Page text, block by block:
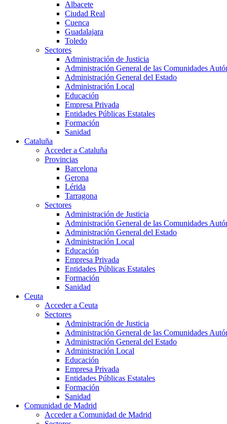
Albacete
Ciudad Real
Cuenca
Guadalajara
Toledo
Sectores
Administración de Justicia
Administración General de las Comunidades
Administración General del Estado
Administración Local
Educación
Empresa Privada
Entidades Públicas Estatales
Formación
Sanidad
Cataluña
Acceder a Cataluña
Provincias
Barcelona
Gerona
Lérida
Tarragona
Sectores
Administración de Justicia
Administración General de las Comunidades
Administración General del Estado
Administración Local
Educación
Empresa Privada
Entidades Públicas Estatales
Formación
Sanidad
Ceuta
Acceder a Ceuta
Sectores
Administración de Justicia
Administración General de las Comunidades
Administración General del Estado
Administración Local
Educación
Empresa Privada
Entidades Públicas Estatales
Formación
Sanidad
Comunidad de Madrid
Acceder a Comunidad de Madrid